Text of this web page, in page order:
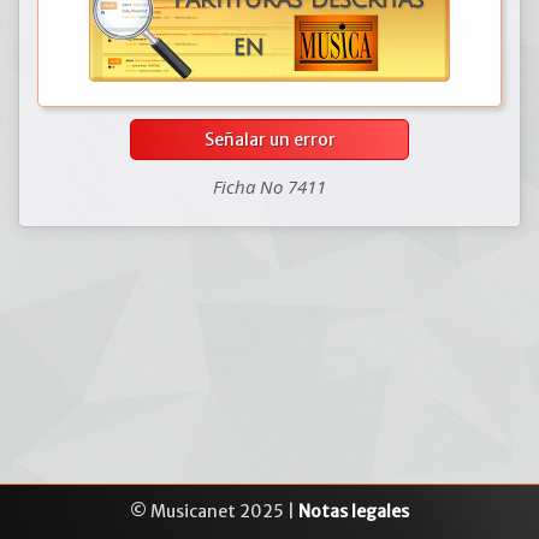
Señalar un error
Ficha No 7411
© Musicanet 2025 | Notas legales